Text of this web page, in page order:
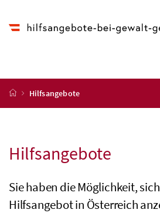
Startseite
Hilfsangebote
Hilfsangebote
Sie haben die Möglichkeit,
Hilfsangebot in Österreich